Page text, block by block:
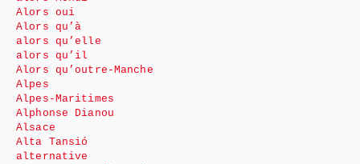
Alors oui
Alors qu’à
alors qu’elle
alors qu’il
Alors qu’outre-Manche
Alpes
Alpes-Maritimes
Alphonse Dianou
Alsace
Alta Tansió
alternative